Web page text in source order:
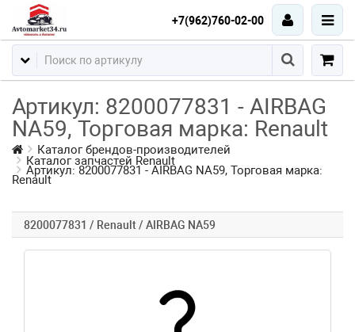
+7(962)760-02-00
Артикул: 8200077831 - AIRBAG
NA59, Торговая марка: Renault
Каталог брендов-производителей
Каталог запчастей Renault
Артикул: 8200077831 - AIRBAG NA59, Торговая марка:
Renault
8200077831 / Renault / AIRBAG NA59